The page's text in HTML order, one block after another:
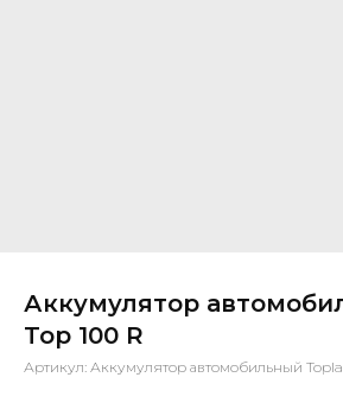
Аккумулятор
Top 100 R
Артикул: Аккумулятор автомобильный Topla